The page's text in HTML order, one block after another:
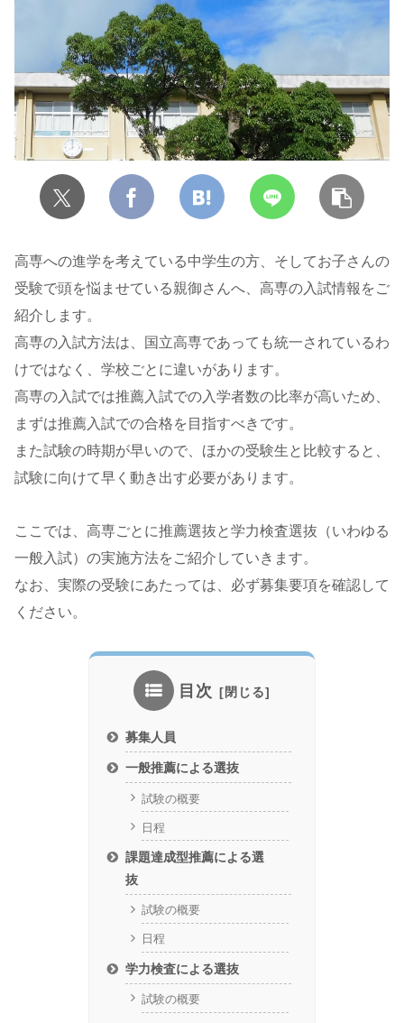
高専への進学を考えている中学生の方、そしてお子さんの
受験で頭を悩ませている親御さんへ、高専の入試情報をご
紹介します。
高専の入試方法は、国立高専であっても統一されているわ
けではなく、学校ごとに違いがあります。
高専の入試では推薦入試での入学者数の比率が高いため、
まずは推薦入試での合格を目指すべきです。
また試験の時期が早いので、ほかの受験生と比較すると、
試験に向けて早く動き出す必要があります。
ここでは、高専ごとに推薦選抜と学力検査選抜（いわゆる
一般入試）の実施方法をご紹介していきます。
なお、実際の受験にあたっては、必ず募集要項を確認して
ください。
目次
募集人員
一般推薦による選抜
試験の概要
日程
課題達成型推薦による選
抜
試験の概要
日程
学力検査による選抜
試験の概要